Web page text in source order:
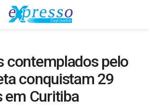
contemplados pelo
conquistam 29
em Curitiba